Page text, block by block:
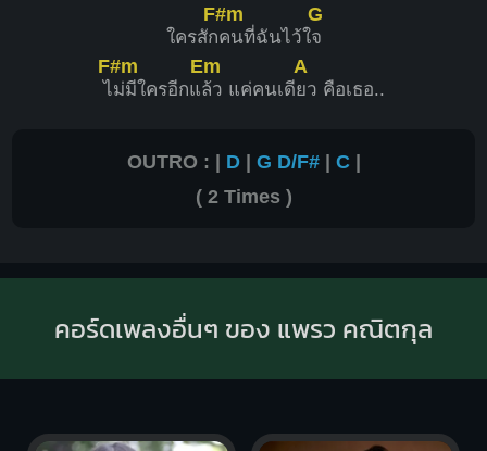
ใครสัก
F#m
คนที่ฉันไว้ใ
G
จ
ไ
F#m
ม่มีใครอีกแ
Em
ล้ว แค่คนเดี
A
ยว คือเธอ..
OUTRO : | D| G D/F#| C |
( 2 Times )
คอร์ดเพลงอื่นๆ ของ แพรว คณิตกุล